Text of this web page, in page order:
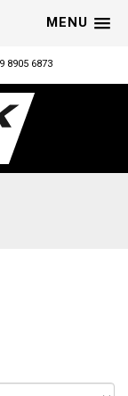
MENU
8905 6873